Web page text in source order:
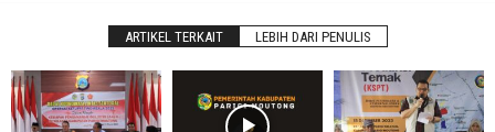
ARTIKEL TERKAIT LEBIH DARI PENULIS